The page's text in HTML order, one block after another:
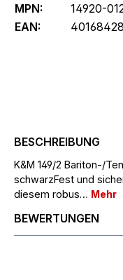
MPN:
14920-
EAN:
BESCHREIBUNG
K&M 149/2 Bariton-/
schwarzFest und
diesem robus… Mehr
BEWERTUNGEN